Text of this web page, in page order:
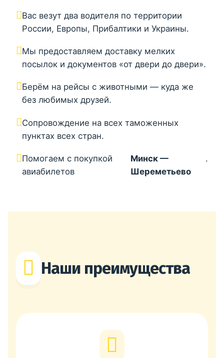
Вас везут два водителя по территории
России, Европы, Прибалтики и Украины.
Мы предоставляем доставку мелких
посылок и документов «от двери до двери».
Берём на рейсы с животными — куда же
без любимых друзей.
Сопровождение на всех таможенных
пунктах всех стран.
Помогаем с покупкой
авиабилетов
Минск —
Шереметьево
.
Наши преимущества